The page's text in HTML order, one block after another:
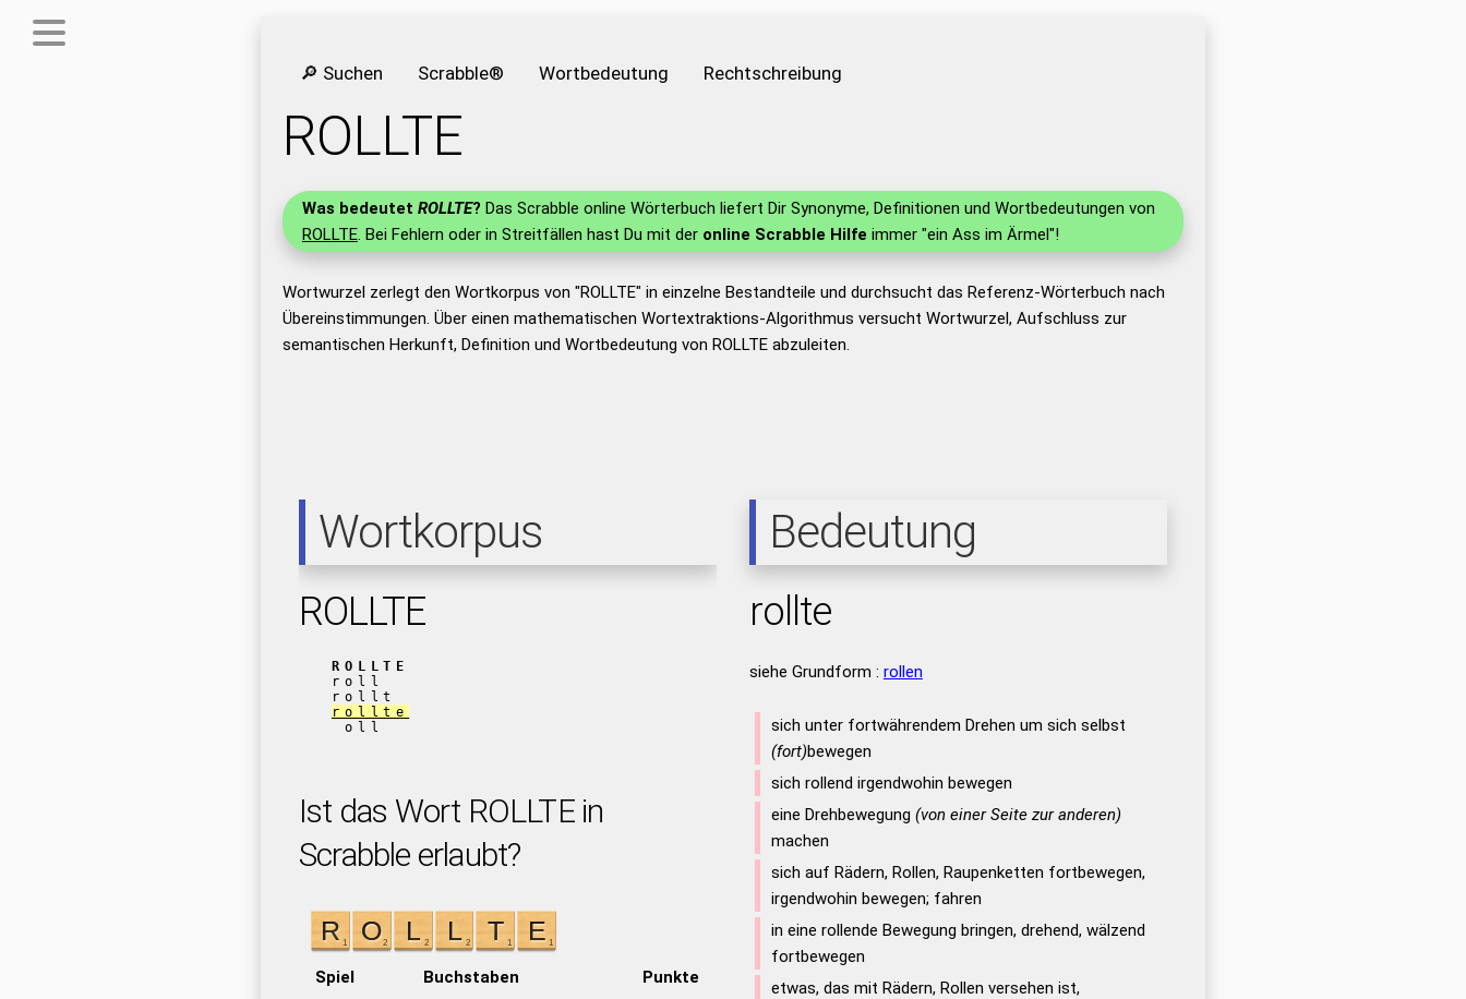
🔎 Suchen Scrabble® Wortbedeutung Rechtschreibung
ROLLTE
Was bedeutet ROLLTE? Das Scrabble online Wörterbuch liefert Dir Synonyme, Definitionen und Wortbedeutungen von
ROLLTE. Bei Fehlern oder in Streitfällen hast Du mit der online Scrabble Hilfe immer "ein Ass im Ärmel"!
Wortwurzel zerlegt den Wortkorpus von "ROLLTE" in einzelne Bestandteile und durchsucht das Referenz-Wörterbuch nach
Übereinstimmungen. Über einen mathematischen Wortextraktions-Algorithmus versucht Wortwurzel, Aufschluss zur
semantischen Herkunft, Definition und Wortbedeutung von ROLLTE abzuleiten.
Wortkorpus
ROLLTE
ROLLTE
roll
rollt
rollte
oll
Ist das Wort ROLLTE in
Scrabble erlaubt?
Spiel Buchstaben Punkte
Bedeutung
rollte
siehe Grundform : rollen
sich unter fortwährendem Drehen um sich selbst
(fort)bewegen
sich rollend irgendwohin bewegen
eine Drehbewegung (von einer Seite zur anderen)
machen
sich auf Rädern, Rollen, Raupenketten fortbewegen,
irgendwohin bewegen; fahren
in eine rollende Bewegung bringen, drehend, wälzend
fortbewegen
etwas, das mit Rädern, Rollen versehen ist,